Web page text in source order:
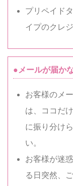
プリペイド
イプのクレ
●メールが届か
お客様のメ
は、ココだ
に振り分け
い。
お客様が迷
る日突然、